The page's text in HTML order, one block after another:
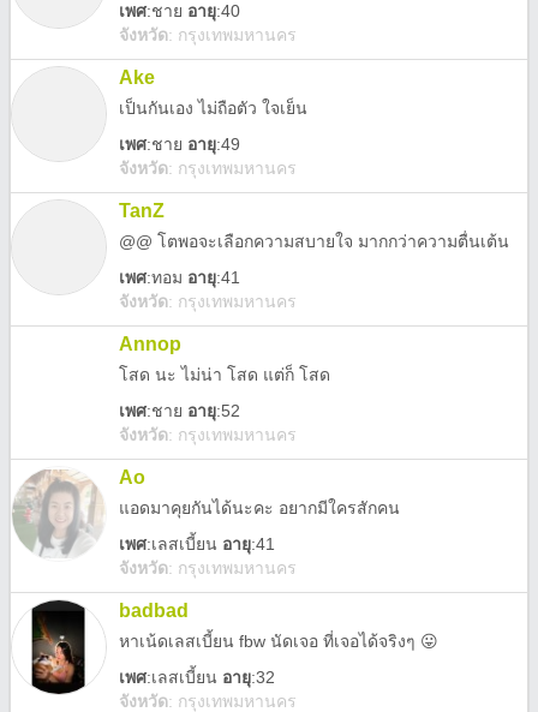
เพศ:ชาย อายุ:40
จังหวัด: กรุงเทพมหานคร
Ake
เป็นกันเอง ไม่ถือตัว ใจเย็น
เพศ:ชาย อายุ:49
จังหวัด: กรุงเทพมหานคร
TanZ
@@ โตพอจะเลือกความสบายใจ มากกว่าความตื่นเต้น
เพศ:ทอม อายุ:41
จังหวัด: กรุงเทพมหานคร
Annop
โสด นะ ไม่น่า โสด แต่ก็ โสด
เพศ:ชาย อายุ:52
จังหวัด: กรุงเทพมหานคร
Ao
แอดมาคุยกันได้นะคะ อยากมีใครสักคน
เพศ:เลสเบี้ยน อายุ:41
จังหวัด: กรุงเทพมหานคร
badbad
หาเน้ดเลสเบี้ยน fbw นัดเจอ ที่เจอได้จริงๆ 😛
เพศ:เลสเบี้ยน อายุ:32
จังหวัด: กรุงเทพมหานคร